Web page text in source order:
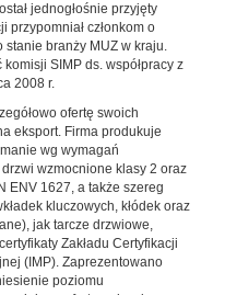
jednogłośnie przyjęty
przypomniał członkom o
stanie branży MUZ w kraju.
SIMP ds. współpracy z
2008 r.
ofertę swoich
eksport. Firma produkuje
wg wymagań
wzmocnione klasy 2 oraz
ENV 1627, a także szereg
kluczowych, kłódek oraz
jak tarcze drzwiowe,
Zakładu Certyfikacji
(IMP). Zaprezentowano
poziomu